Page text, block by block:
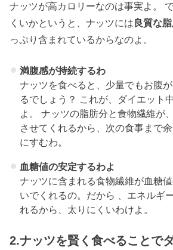
ナッツが高カロリーなのは事実よ。
くいかというと、ナッツには良質な
っぷり含まれているからなのよ。
満腹感が持続するわ
ナッツを食べると、少量でもお腹
るでしょう？ これが、ダイエット
よ。 ナッツの脂肪分と食物繊維が
させてくれるから、次の食事まで
にすむわ。
血糖値の安定するわよ
ナッツに含まれる食物繊維が血糖
いでくれるの。だから 、エネルギ
れるから、太りにくいわけよ。
2.ナッツを賢く食べることで